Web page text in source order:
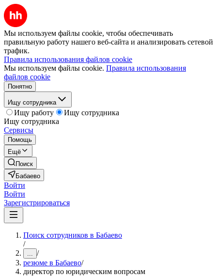
Мы используем файлы cookie, чтобы обеспечивать
правильную работу нашего веб-сайта и анализировать сетевой
трафик.
Правила использования файлов cookie
Мы используем файлы cookie. Правила использования
файлов cookie
Понятно
Ищу сотрудника
Ищу работу
Ищу сотрудника
Ищу сотрудника
Сервисы
Помощь
Ещё
Поиск
Бабаево
Войти
Войти
Зарегистрироваться
Поиск сотрудников в Бабаево
/
... /
резюме в Бабаево/
директор по юридическим вопросам